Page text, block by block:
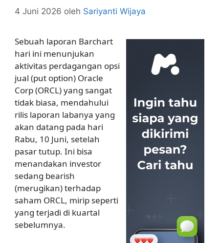
4 Juni 2026 oleh Sariyanti Wijaya
Sebuah laporan Barchart
hari ini menunjukan
aktivitas perdagangan opsi
jual (put option) Oracle
Corp (ORCL) yang sangat
tidak biasa, mendahului
rilis laporan labanya yang
akan datang pada hari
Rabu, 10 Juni, setelah
pasar tutup. Ini bisa
menandakan investor
sedang bearish
(merugikan) terhadap
saham ORCL, mirip seperti
yang terjadi di kuartal
sebelumnya.